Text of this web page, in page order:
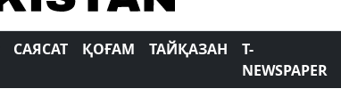
САЯСАТ ҚОҒАМ ТАЙҚАЗАН
T-
NEWSPAPER